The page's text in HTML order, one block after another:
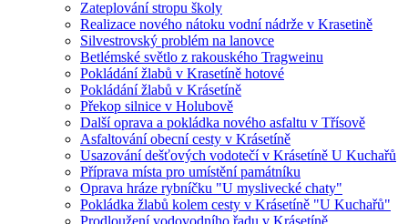
Zateplování stropu školy
Realizace nového nátoku vodní nádrže v Krasetině
Silvestrovský problém na lanovce
Betlémské světlo z rakouského Tragweinu
Pokládání žlabů v Krasetíně hotové
Pokládání žlabů v Krásetíně
Překop silnice v Holubově
Další oprava a pokládka nového asfaltu v Třísově
Asfaltování obecní cesty v Krásetíně
Usazování dešťových vodotečí v Krásetíně U Kuchařů
Příprava místa pro umístění památníku
Oprava hráze rybníčku "U myslivecké chaty"
Pokládka žlabů kolem cesty v Krásetíně "U Kuchařů"
Prodloužení vodovodního řadu v Krásetíně